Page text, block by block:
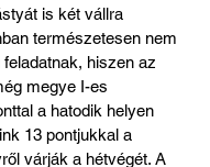
is két vállra
természetesen nem
hiszen az
megye I-es
a hatodik helyen
13 pontjukkal a
várják a hétvégét. A